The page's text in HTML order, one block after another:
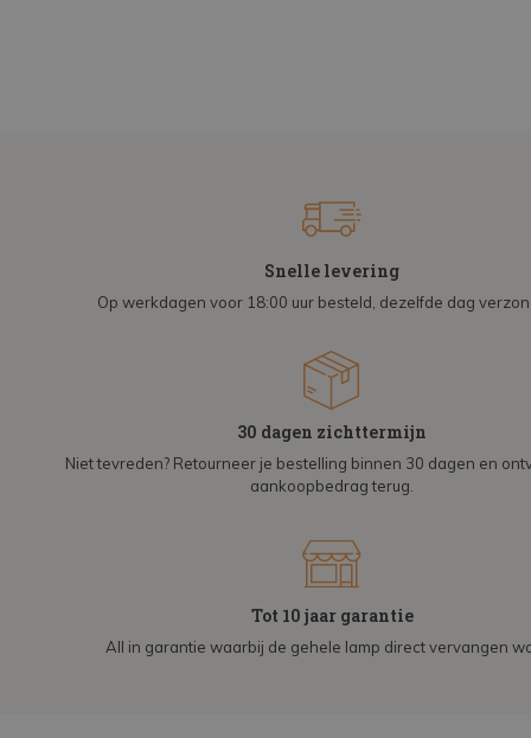
Snelle levering
Op werkdagen voor 18:00 uur besteld, dezelfde dag
30 dagen zichttermijn
Niet tevreden? Retourneer je bestelling binnen 30 dagen en
aankoopbedrag terug.
Tot 10 jaar garantie
All in garantie waarbij de gehele lamp direct vervangen